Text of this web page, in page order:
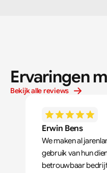
Ervaringen
Bekijk alle reviews
Erwin Bens
We maken al
gebruik van hun
betrouwbaar